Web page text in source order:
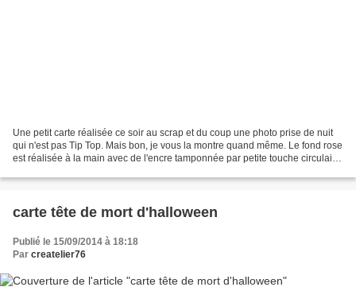
Une petit carte réalisée ce soir au scrap et du coup une photo prise de nuit
qui n'est pas Tip Top. Mais bon, je vous la montre quand même. Le fond rose
est réalisée à la main avec de l'encre tamponnée par petite touche circulaire.
carte tête de mort d'halloween
Publié le 15/09/2014 à 18:18
Par createlier76